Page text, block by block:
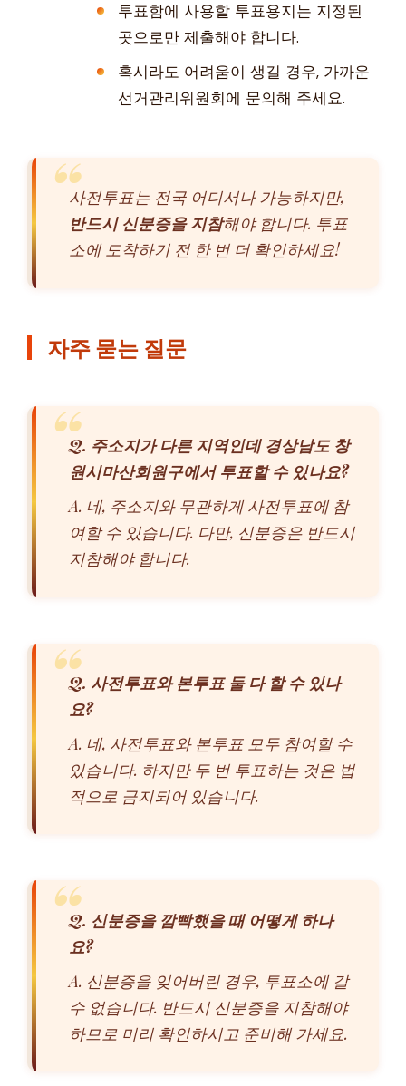
투표함에 사용할 투표용지는 지정된
곳으로만 제출해야 합니다.
혹시라도 어려움이 생길 경우, 가까운
선거관리위원회에 문의해 주세요.
사전투표는 전국 어디서나 가능하지만,
반드시 신분증을 지참해야 합니다. 투표
소에 도착하기 전 한 번 더 확인하세요!
자주 묻는 질문
Q. 주소지가 다른 지역인데 경상남도 창
원시마산회원구에서 투표할 수 있나요?
A. 네, 주소지와 무관하게 사전투표에 참
여할 수 있습니다. 다만, 신분증은 반드시
지참해야 합니다.
Q. 사전투표와 본투표 둘 다 할 수 있나
요?
A. 네, 사전투표와 본투표 모두 참여할 수
있습니다. 하지만 두 번 투표하는 것은 법
적으로 금지되어 있습니다.
Q. 신분증을 깜빡했을 때 어떻게 하나
요?
A. 신분증을 잊어버린 경우, 투표소에 갈
수 없습니다. 반드시 신분증을 지참해야
하므로 미리 확인하시고 준비해 가세요.